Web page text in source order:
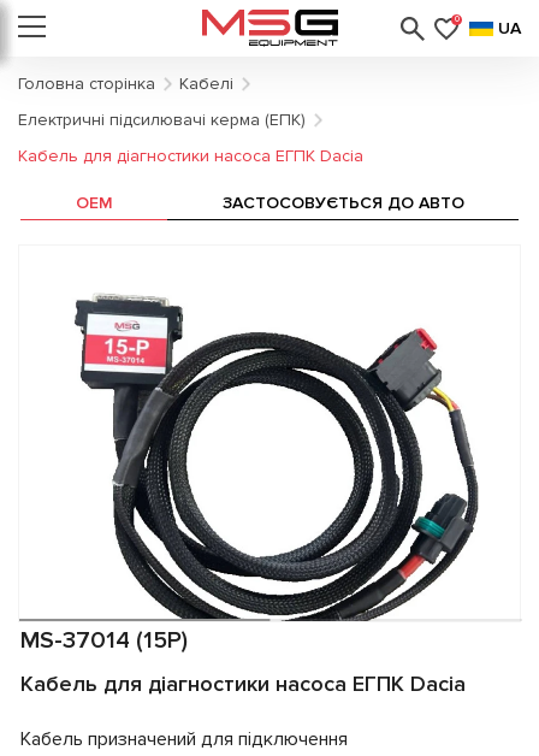
0 UA
Головна сторінка
Кабелі
Електричні підсилювачі керма (ЕПК)
Кабель для діагностики насоса ЕГПК Dacia
MS-37014 (15P)
Кабель для діагностики насоса ЕГПК Dacia
Кабель призначений для підключення
OEM ЗАСТОСОВУЄТЬСЯ ДО АВТО